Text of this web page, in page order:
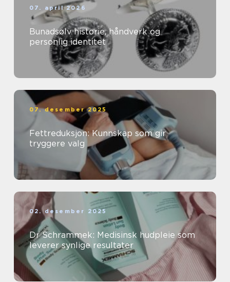
07. april 2026
Bunadsølv historie, håndverk og
personlig identitet
07. desember 2025
Fettreduksjon: Kunnskap som gir
tryggere valg
02. desember 2025
Dr Schrammek: Medisinsk hudpleie som
leverer synlige resultater